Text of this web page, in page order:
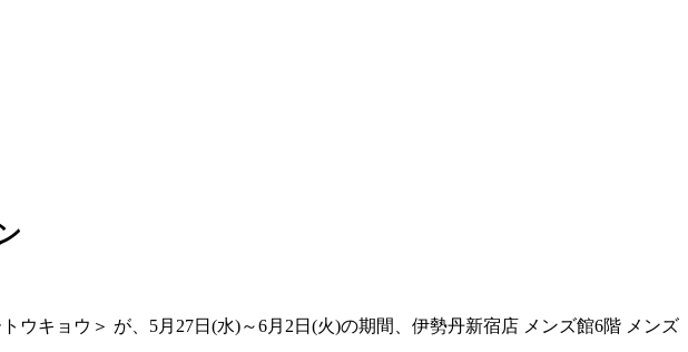
ウキョウ＞ が、5月27日(水)～6月2日(火)の期間、伊勢丹新宿店 メンズ館6階 メンズ